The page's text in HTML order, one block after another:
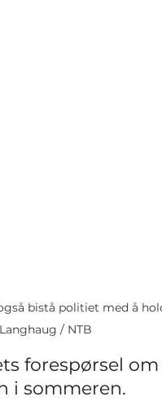
bistå politiet med å
/ NTB
forespørsel
i sommeren.